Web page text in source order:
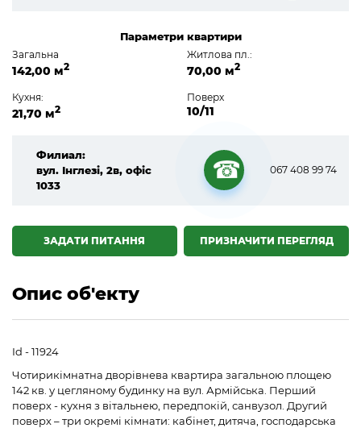
Параметри квартири
Загальна
142,00 м2
Житлова пл.:
70,00 м2
Кухня:
21,70 м2
Поверх
10/11
Филиал:
вул. Інглезі, 2в, офіс
1033
☎
067 408 99 74
ПРИЗНАЧИТИ ПЕРЕГЛЯД
ЗАДАТИ ПИТАННЯ
Опис об'екту
Id - 11924
Чотирикімнатна дворівнева квартира загальною площею
142 кв. у цегляному будинку на вул. Армійська. Перший
поверх - кухня з вітальнею, передпокій, санвузол. Другий
поверх – три окремі кімнати: кабінет, дитяча, господарська